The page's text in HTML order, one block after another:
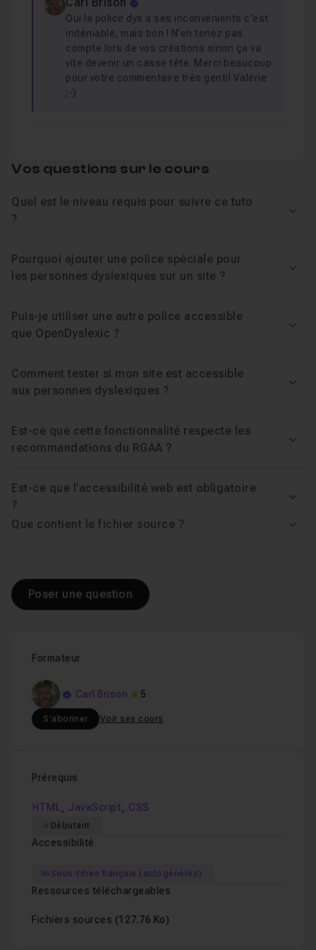
Structure de projet prête à l’emploi
Ce cours est une porte d’entrée concrète vers une
approche plus inclusive du web.
En moins d’une heure, vous saurez implémenter une
option d’accessibilité simple, reconnue et utile.
pratiques du web.
Oui la police dys a ses inconvénients c'est
indéniable, mais bon ! N'en tenez pas
compte lors de vos créations sinon ça va
vite devenir un casse tête. Merci beaucoup
pour votre commentaire très gentil Valérie
;-)
Formateur
Carl Brison 5
S'abonner Voir ses cours
Prérequis
HTML , JavaScript, CSS
Débutant
Accessibilité
Sous-titres français (autogénérés)
Ressources téléchargeables
Fichiers sources (127.76 Ko)
Vos questions sur le cours
Quel est le niveau requis pour suivre ce tuto
?
Pourquoi ajouter une police spéciale pour
les personnes dyslexiques sur un site ?
Puis-je utiliser une autre police accessible
que OpenDyslexic ?
Comment tester si mon site est accessible
aux personnes dyslexiques ?
Est-ce que cette fonctionnalité respecte les
recommandations du RGAA ?
Est-ce que l’accessibilité web est obligatoire
?
accessibilite,212611.html
Que contient le fichier source ?
Poser une question